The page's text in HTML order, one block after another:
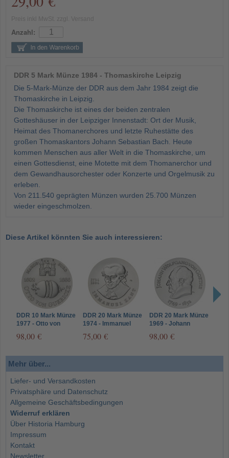
Anzahl:
DDR 5 Mark Münze 1984 - Thomaskirche Leipzig
Die 5-Mark-Münze der DDR aus dem Jahr 1984 zeigt die
Thomaskirche in Leipzig.
Die Thomaskirche ist eines der beiden zentralen
Gotteshäuser in der Leipziger Innenstadt: Ort der Musik,
Heimat des Thomanerchores und letzte Ruhestätte des
großen Thomaskantors Johann Sebastian Bach. Heute
kommen Menschen aus aller Welt in die Thomaskirche, um
einen Gottesdienst, eine Motette mit dem Thomanerchor und
dem Gewandhausorchester oder Konzerte und Orgelmusik zu
erleben.
Von 211.540 geprägten Münzen wurden 25.700 Münzen
wieder eingeschmolzen.
Diese Artikel könnten Sie auch interessieren:
DDR 10 Mark Münze
1977 - Otto von
98,00 €
DDR 20 Mark Münze
1974 - Immanuel
75,00 €
DDR 20 Mark Münze
1969 - Johann
Goethe
98,00 €
Mehr über...
Liefer- und Versandkosten
Privatsphäre und Datenschutz
Allgemeine Geschäftsbedingungen
Widerruf erklären
Über Historia Hamburg
Impressum
Kontakt
Newsletter